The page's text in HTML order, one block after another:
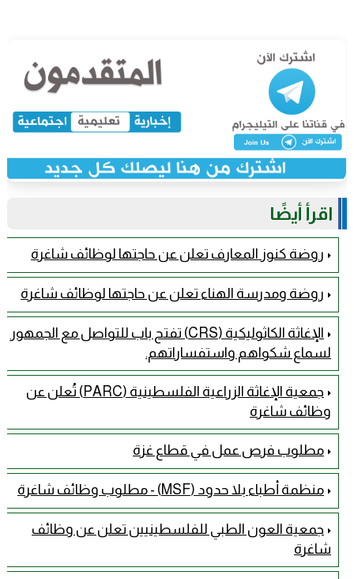
اقرأ أيضًا
روضة كنوز المعارف تعلن عن حاجتها لوظائف شاغرة
روضة ومدرسة الهناء تعلن عن حاجتها لوظائف شاغرة
الإغاثة الكاثوليكية (CRS) تفتح باب للتواصل مع الجمهور
لسماع شكواهم واستفساراتهم.
جمعية الإغاثة الزراعية الفلسطينية (PARC) تُعلن عن
وظائف شاغرة
مطلوب فرص عمل في قطاع غزة
منظمة أطباء بلا حدود (MSF) - مطلوب وظائف شاغرة
جمعية العون الطبي للفلسطينيين تعلن عن وظائف
شاغرة